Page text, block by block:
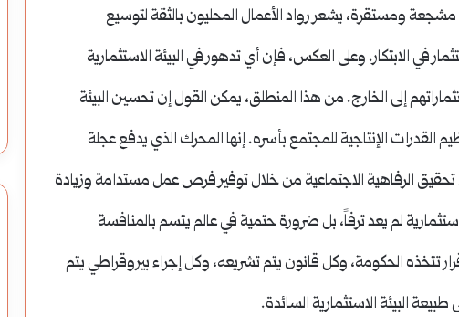
مشجعة ومستقرة، يشعر رواد الأعمال المحليون بالثقة لتوسيع
في الابتكار. وعلى العكس، فإن أي تدهور في البيئة الاستثمارية
إلى الخارج. من هذا المنطلق، يمكن القول إن تحسين البيئة
القدرات الإنتاجية للمجتمع بأسره. إنها المحرك الذي يدفع عجلة
تحقيق الرفاهية الاجتماعية من خلال توفير فرص عمل مستدامة وزيادة
لم يعد ترفاً، بل ضرورة حتمية في عالم يتسم بالمنافسة
تتخذه الحكومة، وكل قانون يتم تشريعه، وكل إجراء بيروقراطي يتم
البيئة الاستثمارية السائدة.